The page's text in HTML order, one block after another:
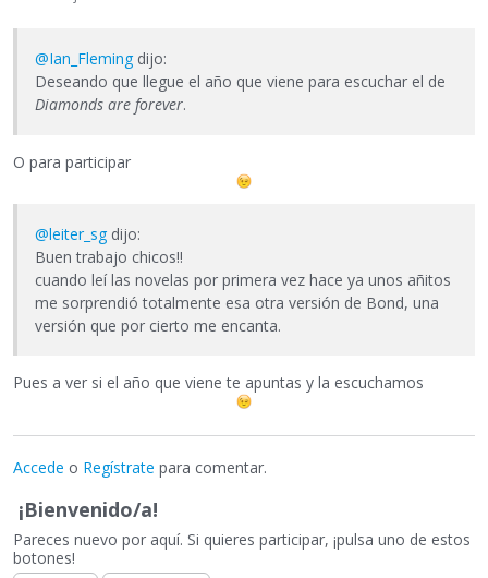
@Ian_Fleming dijo:
Deseando que llegue el año que viene para escuchar el de
Diamonds are forever.
O para participar
@leiter_sg dijo:
Buen trabajo chicos!!
cuando leí las novelas por primera vez hace ya unos añitos
me sorprendió totalmente esa otra versión de Bond, una
versión que por cierto me encanta.
Pues a ver si el año que viene te apuntas y la escuchamos
Accede o Regístrate para comentar.
¡Bienvenido/a!
Pareces nuevo por aquí. Si quieres participar, ¡pulsa uno de estos
botones!